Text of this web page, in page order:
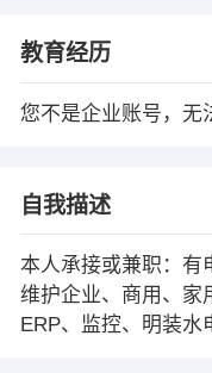
教育经历
您不是企业账号，无
自我描述
本人承接或兼职：有
维护企业、商用、家
ERP、监控、明装水